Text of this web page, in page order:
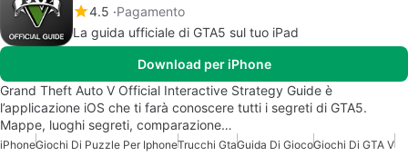
4.5 Pagamento
La guida ufficiale di GTA5 sul tuo iPad
Download per iPhone
Grand Theft Auto V Official Interactive Strategy Guide è
l’applicazione iOS che ti farà conoscere tutti i segreti di GTA5.
Mappe, luoghi segreti, comparazione…
iPhoneGiochi Di Puzzle Per IphoneTrucchi GtaGuida Di GiocoGiochi Di GTA V